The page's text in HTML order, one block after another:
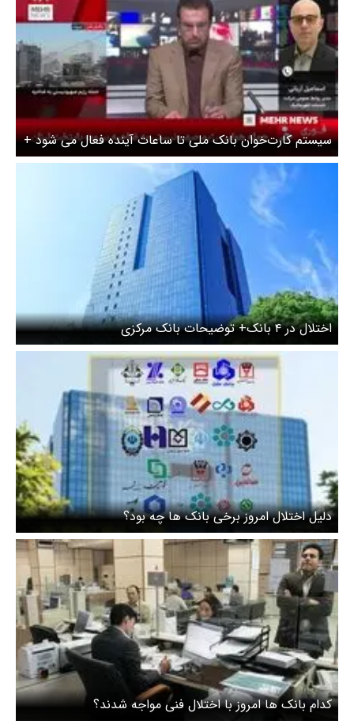
سیستم کارت‌خوان بانک ملی تا ساعات آینده فعال می شود +
ویدیو
اختلال در ۴ بانک+ توضیحات بانک مرکزی
دلیل اختلال امروز برخی بانک ها چه بود؟
کدام بانک ها امروز با اختلال فنی مواجه شدند؟